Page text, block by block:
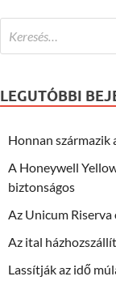
LEGUTÓBBI
Honnan származik
A Honeywell
biztonságos
Az Unicum
Az ital
Lassítják az idő